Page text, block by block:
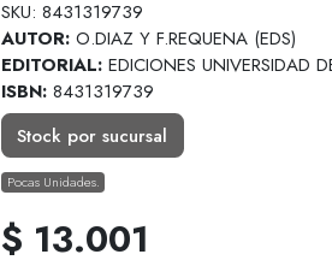
SKU: 8431319739
AUTOR: O.DIAZ Y F.REQUENA (EDS)
EDITORIAL: EDICIONES UNIVERSIDAD
ISBN: 8431319739
Stock por sucursal
Pocas Unidades.
$ 13.001